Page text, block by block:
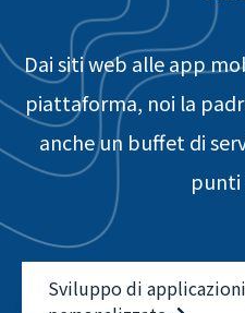
Dai siti web alle app
piattaforma, noi la
anche un buffet di